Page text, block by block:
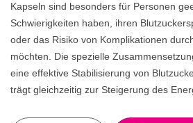
Kapseln sind besonders für Personen
Schwierigkeiten haben, ihren
oder das Risiko von Komplikationen
möchten. Die spezielle
eine effektive Stabilisierung von
trägt gleichzeitig zur Steigerung des